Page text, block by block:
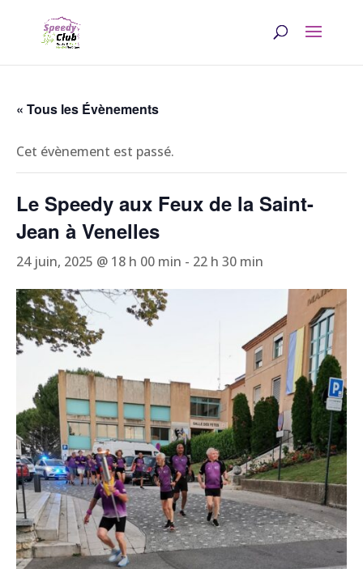
« Tous les Évènements
Cet évènement est passé.
Le Speedy aux Feux de la Saint-
Jean à Venelles
24 juin, 2025 @ 18 h 00 min - 22 h 30 min